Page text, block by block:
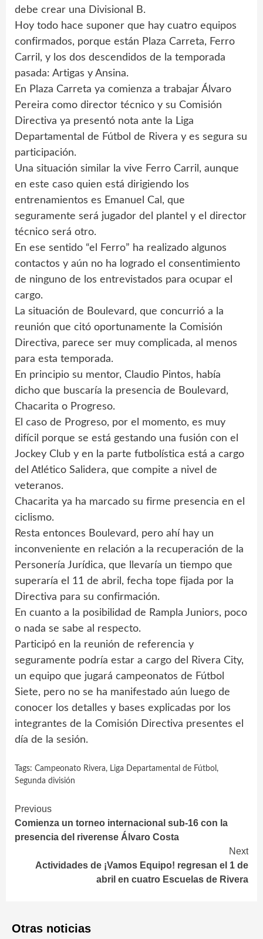
debe crear una Divisional B.
Hoy todo hace suponer que hay cuatro equipos
confirmados, porque están Plaza Carreta, Ferro
Carril, y los dos descendidos de la temporada
pasada: Artigas y Ansina.
En Plaza Carreta ya comienza a trabajar Álvaro
Pereira como director técnico y su Comisión
Directiva ya presentó nota ante la Liga
Departamental de Fútbol de Rivera y es segura su
participación.
Una situación similar la vive Ferro Carril, aunque
en este caso quien está dirigiendo los
entrenamientos es Emanuel Cal, que
seguramente será jugador del plantel y el director
técnico será otro.
En ese sentido “el Ferro” ha realizado algunos
contactos y aún no ha logrado el consentimiento
de ninguno de los entrevistados para ocupar el
cargo.
La situación de Boulevard, que concurrió a la
reunión que citó oportunamente la Comisión
Directiva, parece ser muy complicada, al menos
para esta temporada.
En principio su mentor, Claudio Pintos, había
dicho que buscaría la presencia de Boulevard,
Chacarita o Progreso.
El caso de Progreso, por el momento, es muy
difícil porque se está gestando una fusión con el
Jockey Club y en la parte futbolística está a cargo
del Atlético Salidera, que compite a nivel de
veteranos.
Chacarita ya ha marcado su firme presencia en el
ciclismo.
Resta entonces Boulevard, pero ahí hay un
inconveniente en relación a la recuperación de la
Personería Jurídica, que llevaría un tiempo que
superaría el 11 de abril, fecha tope fijada por la
Directiva para su confirmación.
En cuanto a la posibilidad de Rampla Juniors, poco
o nada se sabe al respecto.
Participó en la reunión de referencia y
seguramente podría estar a cargo del Rivera City,
un equipo que jugará campeonatos de Fútbol
Siete, pero no se ha manifestado aún luego de
conocer los detalles y bases explicadas por los
integrantes de la Comisión Directiva presentes el
día de la sesión.
Tags: Campeonato Rivera, Liga Departamental de Fútbol ,
Segunda división
Continue
Reading
Previous
Comienza un torneo internacional sub-16 con la
presencia del riverense Álvaro Costa
Next
Actividades de ¡Vamos Equipo! regresan el 1 de
abril en cuatro Escuelas de Rivera
Otras noticias